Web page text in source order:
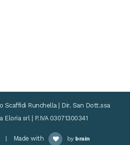
Runchella | Dir. San Dott.ssa
Eloria srl | P.IVA 03071300341
| Made with by brain